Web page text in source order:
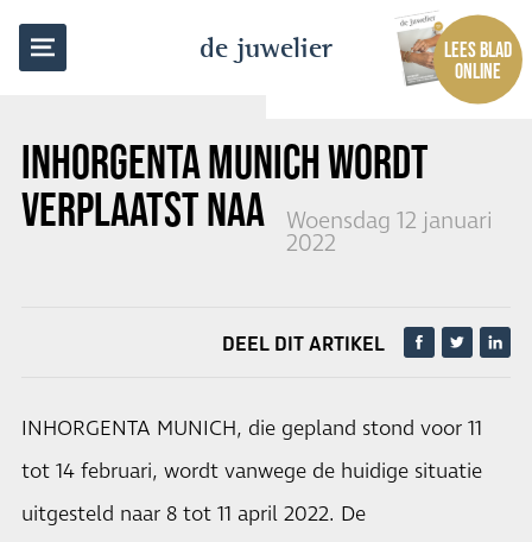
de juwelier
LEES BLAD
ONLINE
INHORGENTA MUNICHWORDT
VERPLAATST NAARAPRIL
Woensdag 12 januari
2022
TERUG NAAR OVERZICHT
DEEL DIT ARTIKEL
INHORGENTA MUNICH, die gepland stond voor 11
tot 14 februari, wordt vanwege de huidige situatie
uitgesteld naar 8 tot 11 april 2022. De